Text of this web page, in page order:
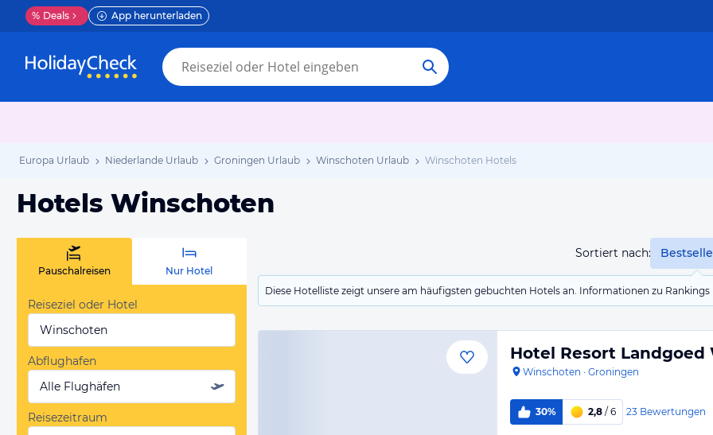
% Deals App herunterladen
Europa Urlaub Niederlande Urlaub Groningen Urlaub Winschoten Urlaub Winschoten Hotels
Hotels Winschoten
Sortiert nach:
Diese Hotelliste zeigt unsere am häufigsten gebuchten Hotels an. Informationen zu
Pauschalreisen Nur Hotel
Reiseziel oder Hotel
Winschoten
Abflughafen
Alle Flughäfen
Reisezeitraum
Hotel Resort Landgoed
Winschoten · Groningen
30% 2,8 / 6 23 Bewertungen